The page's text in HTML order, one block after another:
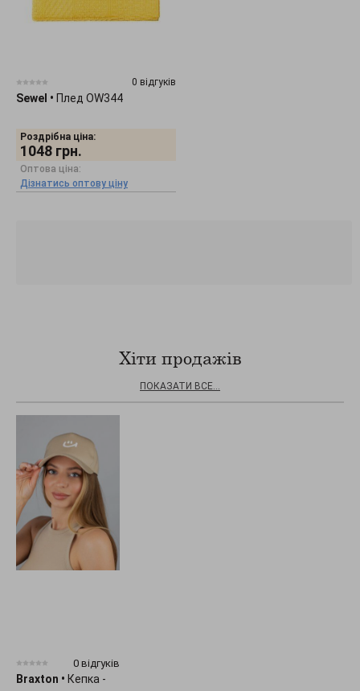
0 відгуків
Sewel • Плед OW344
Роздрібна ціна:
1048 грн.
Оптова ціна:
Дізнатись оптову ціну
Хіти продажів
ПОКАЗАТИ ВСЕ...
0 відгуків
Braxton • Кепка -